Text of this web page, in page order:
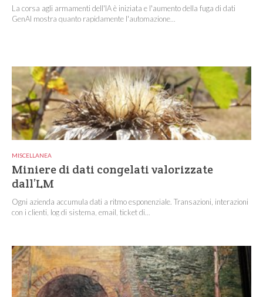
La corsa agli armamenti dell'IA è iniziata e l'aumento della fuga di dati
GenAI mostra quanto rapidamente l'automazione...
MISCELLANEA
Miniere di dati congelati valorizzate
dall’LM
Ogni azienda accumula dati a ritmo esponenziale. Transazioni, interazioni
con i clienti, log di sistema, email, ticket di...